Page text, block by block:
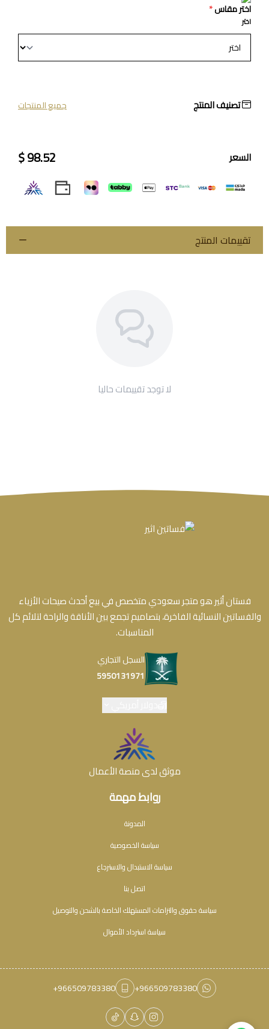
اختر مقاس*
اختر
تصنيف المنتج جميع المنتجات
السعر 98.52 $
تقييمات المنتج
لا توجد تقييمات حاليا
روابط مهمة
المدونة
سياسة الخصوصية
سياسة الاستبدال والاسترجاع
اتصل بنا
سياسة حقوق والتزامات المستهلك الخاصة بالشحن والتوصيل
سياسة استرداد الأموال
فستان أثير هو متجر سعودي متخصص في بيع أحدث صيحات الأزياء
والفساتين النسائية الفاخرة، بتصاميم تجمع بين الأناقة والراحة لتلائم كل
المناسبات.
السجل التجاري
5950131971
موثق لدى منصة الأعمال
+966509783380
+966509783380